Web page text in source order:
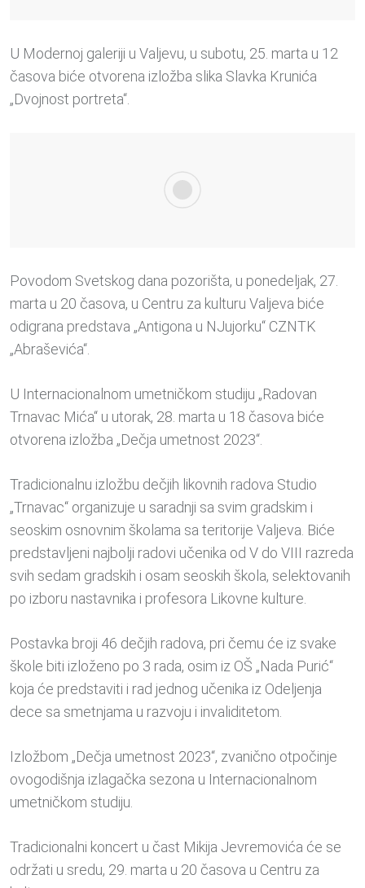
U Modernoj galeriji u Valjevu, u subotu, 25. marta u 12
časova biće otvorena izložba slika Slavka Krunića
„Dvojnost portreta“.
Povodom Svetskog dana pozorišta, u ponedeljak, 27.
marta u 20 časova, u Centru za kulturu Valjeva biće
odigrana predstava „Antigona u NJujorku“ CZNTK
„Abraševića“.
U Internacionalnom umetničkom studiju „Radovan
Trnavac Mića“ u utorak, 28. marta u 18 časova biće
otvorena izložba „Dečja umetnost 2023“.
Tradicionalnu izložbu dečjih likovnih radova Studio
„Trnavac“ organizuje u saradnji sa svim gradskim i
seoskim osnovnim školama sa teritorije Valjeva. Biće
predstavljeni najbolji radovi učenika od V do VIII razreda
svih sedam gradskih i osam seoskih škola, selektovanih
po izboru nastavnika i profesora Likovne kulture.
Postavka broji 46 dečjih radova, pri čemu će iz svake
škole biti izloženo po 3 rada, osim iz OŠ „Nada Purić“
koja će predstaviti i rad jednog učenika iz Odeljenja
dece sa smetnjama u razvoju i invaliditetom.
Izložbom „Dečja umetnost 2023“, zvanično otpočinje
ovogodišnja izlagačka sezona u Internacionalnom
umetničkom studiju.
Tradicionalni koncert u čast Mikija Jevremovića će se
održati u sredu, 29. marta u 20 časova u Centru za